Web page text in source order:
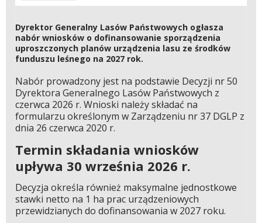
Dyrektor Generalny Lasów Państwowych ogłasza
nabór wniosków o dofinansowanie sporządzenia
uproszczonych planów urządzenia lasu ze środków
funduszu leśnego na 2027 rok.
Nabór prowadzony jest na podstawie Decyzji nr 50
Dyrektora Generalnego Lasów Państwowych z
czerwca 2026 r. Wnioski należy składać na
formularzu określonym w Zarządzeniu nr 37 DGLP z
dnia 26 czerwca 2020 r.
Termin składania wniosków
upływa 30 września 2026 r.
Decyzja określa również maksymalne jednostkowe
stawki netto na 1 ha prac urządzeniowych
przewidzianych do dofinansowania w 2027 roku.